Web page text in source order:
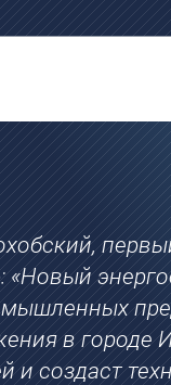
«Новый
в
и создаст